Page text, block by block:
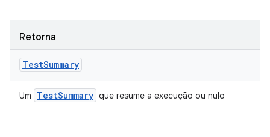
Retorna
TestSummary
Um TestSummary que resume a execução ou nulo